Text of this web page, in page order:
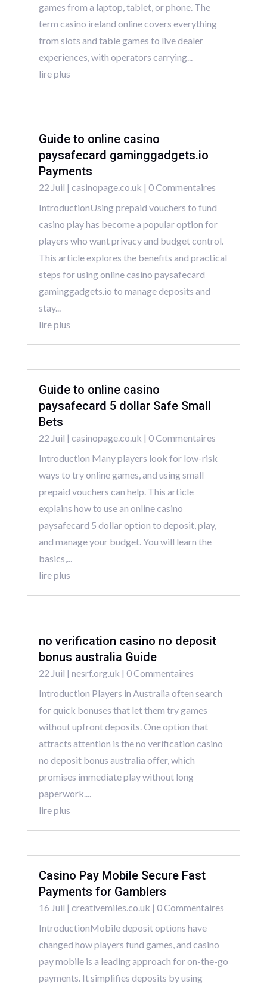
games from a laptop, tablet, or phone. The
term casino ireland online covers everything
from slots and table games to live dealer
experiences, with operators carrying...
lire plus
Guide to online casino
paysafecard gaminggadgets.io
Payments
22 Juil | casinopage.co.uk | 0 Commentaires
IntroductionUsing prepaid vouchers to fund
casino play has become a popular option for
players who want privacy and budget control.
This article explores the benefits and practical
steps for using online casino paysafecard
gaminggadgets.io to manage deposits and
stay...
lire plus
Guide to online casino
paysafecard 5 dollar Safe Small
Bets
22 Juil | casinopage.co.uk | 0 Commentaires
Introduction Many players look for low-risk
ways to try online games, and using small
prepaid vouchers can help. This article
explains how to use an online casino
paysafecard 5 dollar option to deposit, play,
and manage your budget. You will learn the
basics,...
lire plus
no verification casino no deposit
bonus australia Guide
22 Juil | nesrf.org.uk | 0 Commentaires
Introduction Players in Australia often search
for quick bonuses that let them try games
without upfront deposits. One option that
attracts attention is the no verification casino
no deposit bonus australia offer, which
promises immediate play without long
paperwork....
lire plus
Casino Pay Mobile Secure Fast
Payments for Gamblers
16 Juil | creativemiles.co.uk | 0 Commentaires
IntroductionMobile deposit options have
changed how players fund games, and casino
pay mobile is a leading approach for on-the-go
payments. It simplifies deposits by using